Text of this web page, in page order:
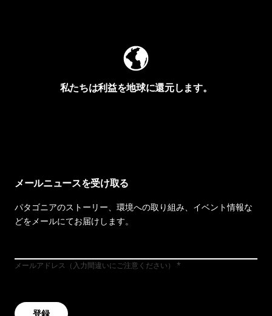
私たちは利益を地球に還元します。
メールニュースを受け取る
パタゴニアのストーリー、環境への取り組み、イベント情報な
どをメールにてお届けします。
メールアドレス（入力間違いにご注意ください）
登録